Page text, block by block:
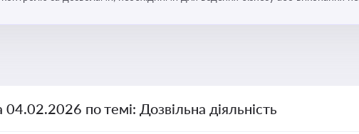
04.02.2026 по темі: Дозвільна діяльність